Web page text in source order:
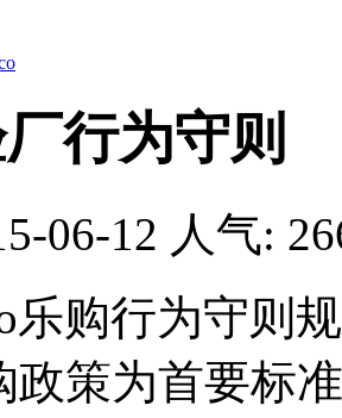
行为守则
06-12 人气:
购行为守则规
政策为首要标